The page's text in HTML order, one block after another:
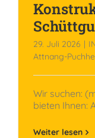
29. Juli 2026 |
Attnang-
Wir suchen:
bieten Ihnen:
Weiter lesen